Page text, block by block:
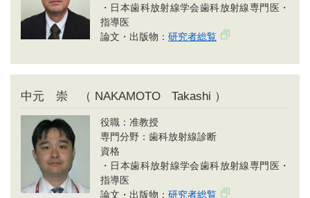
・日本歯科放射線学会歯科放射線専門医・
指導医
論文・出版物： 研究者総覧
中元 崇 （ NAKAMOTO Takashi ）
役職：准教授
専門分野：歯科放射線診断
資格
・日本歯科放射線学会歯科放射線専門医・
指導医
論文・出版物： 研究者総覧